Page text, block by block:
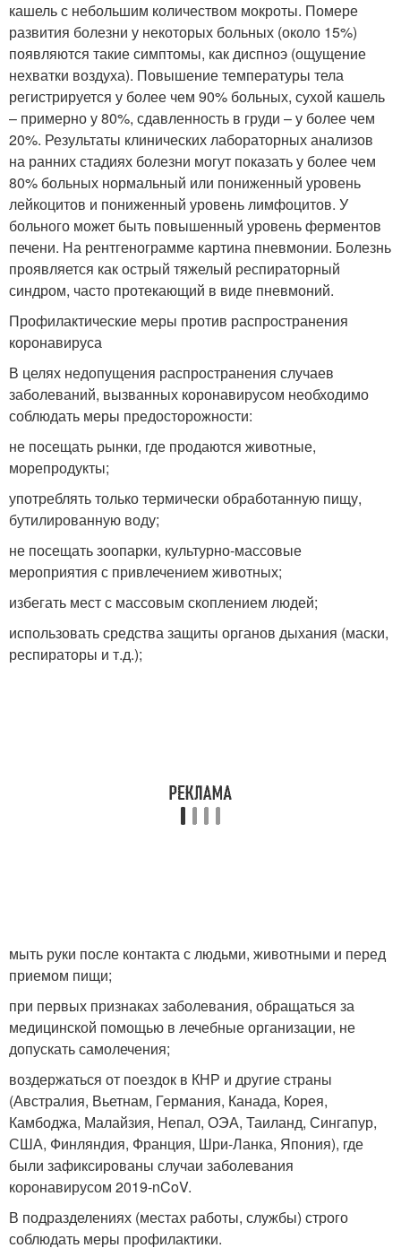
кашель с небольшим количеством мокроты. Помере
развития болезни у некоторых больных (около 15%)
появляются такие симптомы, как диспноэ (ощущение
нехватки воздуха). Повышение температуры тела
регистрируется у более чем 90% больных, сухой кашель
– примерно у 80%, сдавленность в груди – у более чем
20%. Результаты клинических лабораторных анализов
на ранних стадиях болезни могут показать у более чем
80% больных нормальный или пониженный уровень
лейкоцитов и пониженный уровень лимфоцитов. У
больного может быть повышенный уровень ферментов
печени. На рентгенограмме картина пневмонии. Болезнь
проявляется как острый тяжелый респираторный
синдром, часто протекающий в виде пневмоний.
Профилактические меры против распространения
коронавируса
В целях недопущения распространения случаев
заболеваний, вызванных коронавирусом необходимо
соблюдать меры предосторожности:
не посещать рынки, где продаются животные,
морепродукты;
употреблять только термически обработанную пищу,
бутилированную воду;
не посещать зоопарки, культурно-массовые
мероприятия с привлечением животных;
избегать мест с массовым скоплением людей;
использовать средства защиты органов дыхания (маски,
респираторы и т.д.);
мыть руки после контакта с людьми, животными и перед
приемом пищи;
при первых признаках заболевания, обращаться за
медицинской помощью в лечебные организации, не
допускать самолечения;
воздержаться от поездок в КНР и другие страны
(Австралия, Вьетнам, Германия, Канада, Корея,
Камбоджа, Малайзия, Непал, ОЭА, Таиланд, Сингапур,
США, Финляндия, Франция, Шри-Ланка, Япония), где
были зафиксированы случаи заболевания
коронавирусом 2019-nCoV.
В подразделениях (местах работы, службы) строго
соблюдать меры профилактики.